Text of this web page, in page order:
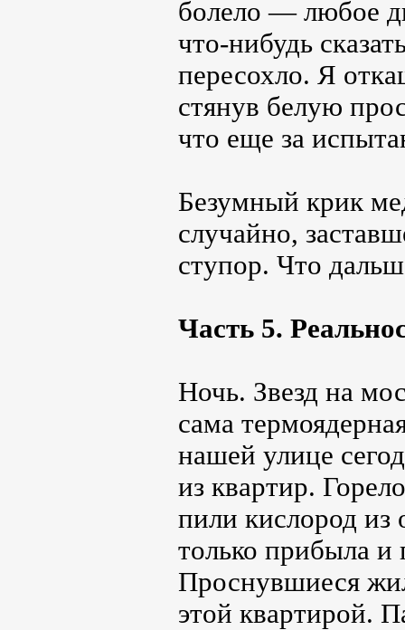
болело ― любое
что-нибудь
пересохло. Я
стянув белую
что еще за
Безумный крик
случайно,
ступор. Что
Часть 5.
Ночь. Звезд на
сама
нашей улице
из квартир.
пили кислород из
только прибыла и
Проснувшиеся
этой квартирой.